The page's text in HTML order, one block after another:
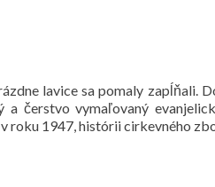
lavice sa pomaly
a čerstvo vymaľovaný
1947, histórii cirkevného